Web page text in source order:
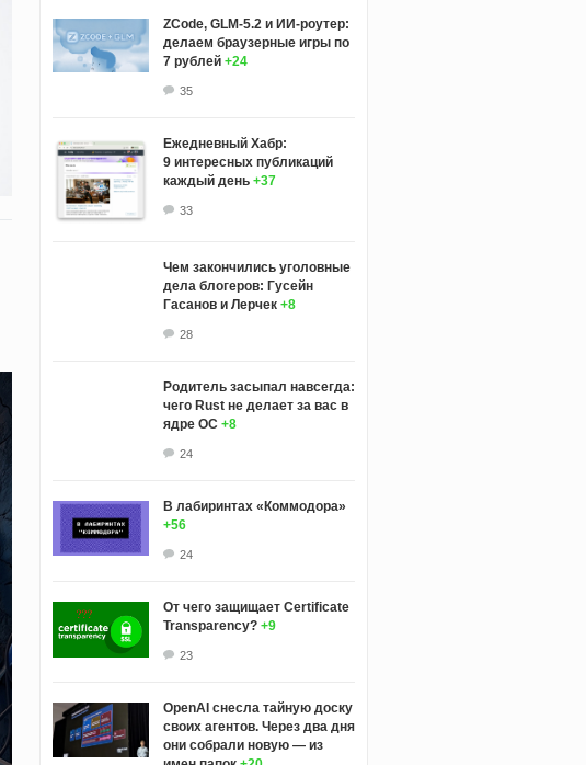
ZCode, GLM-5.2 и ИИ-роутер:
делаем браузерные игры по
7 рублей +24
35
Ежедневный Хабр:
9 интересных публикаций
каждый день +37
33
Чем закончились уголовные
дела блогеров: Гусейн
Гасанов и Лерчек +8
28
Родитель засыпал навсегда:
чего Rust не делает за вас в
ядре ОС +8
24
В лабиринтах «Коммодора»
+56
24
От чего защищает Certificate
Transparency? +9
23
OpenAI снесла тайную доску
своих агентов. Через два дня
они собрали новую — из